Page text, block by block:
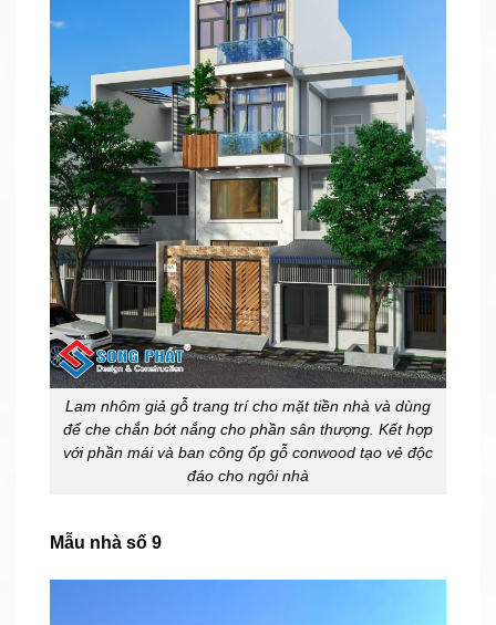
Lam nhôm giả gỗ trang trí cho mặt tiền nhà và dùng
để che chắn bớt nắng cho phần sân thượng. Kết hợp
với phần mái và ban công ốp gỗ conwood tạo vẻ độc
đáo cho ngôi nhà
Mẫu nhà số 9